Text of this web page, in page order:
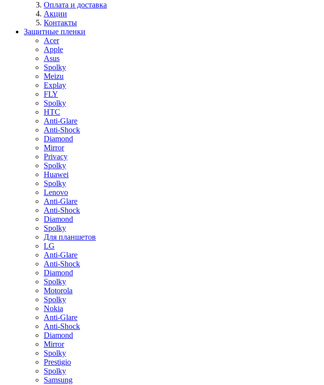
Оплата и доставка
Акции
Контакты
Защитные пленки
Acer
Apple
Asus
Spolky
Meizu
Explay
FLY
Spolky
HTC
Anti-Glare
Anti-Shock
Diamond
Mirror
Privacy
Spolky
Huawei
Spolky
Lenovo
Anti-Glare
Anti-Shock
Diamond
Spolky
Для планшетов
LG
Anti-Glare
Anti-Shock
Diamond
Spolky
Motorola
Spolky
Nokia
Anti-Glare
Anti-Shock
Diamond
Mirror
Spolky
Prestigio
Spolky
Samsung